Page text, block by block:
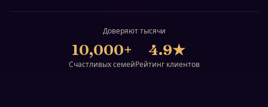
Доверяют тысячи
10,000+
Счастливых семей
4.9★
Рейтинг клиентов